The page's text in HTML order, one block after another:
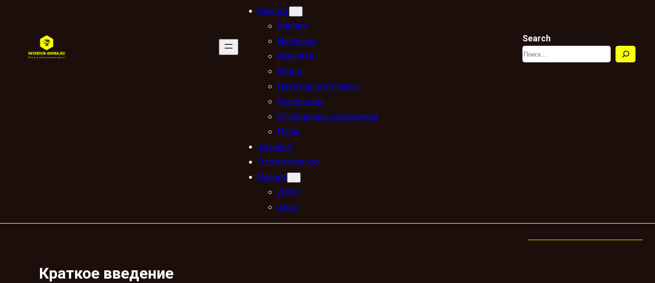
Ремонт
Ванная
Интерьер
Комната
Кухня
Натяжные потолки
Освещение
Отопление и сантехника
Полы
Техника
Это интересно
Разное
Досуг
Авто
Search
Краткое введение